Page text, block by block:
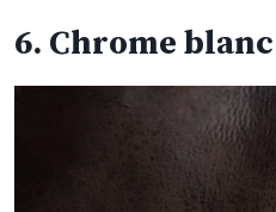
6. Chrome blanc